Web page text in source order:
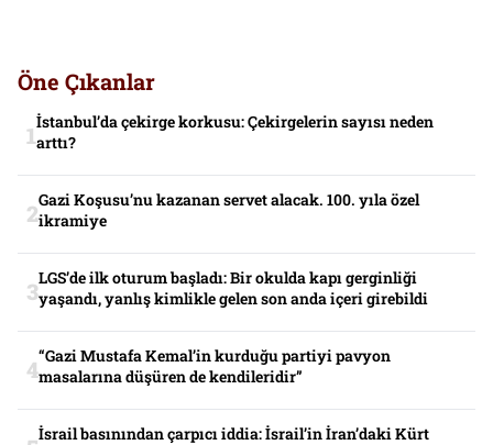
Öne Çıkanlar
İstanbul’da çekirge korkusu: Çekirgelerin sayısı neden
arttı?
Gazi Koşusu’nu kazanan servet alacak. 100. yıla özel
ikramiye
LGS’de ilk oturum başladı: Bir okulda kapı gerginliği
yaşandı, yanlış kimlikle gelen son anda içeri girebildi
“Gazi Mustafa Kemal’in kurduğu partiyi pavyon
masalarına düşüren de kendileridir”
İsrail basınından çarpıcı iddia: İsrail’in İran’daki Kürt